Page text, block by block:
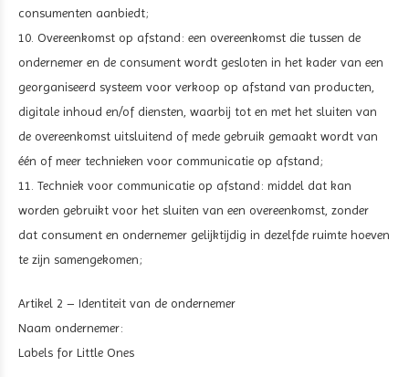
consumenten aanbiedt;
10. Overeenkomst op afstand: een overeenkomst die tussen de
ondernemer en de consument wordt gesloten in het kader van een
georganiseerd systeem voor verkoop op afstand van producten,
digitale inhoud en/of diensten, waarbij tot en met het sluiten van
de overeenkomst uitsluitend of mede gebruik gemaakt wordt van
één of meer technieken voor communicatie op afstand;
11. Techniek voor communicatie op afstand: middel dat kan
worden gebruikt voor het sluiten van een overeenkomst, zonder
dat consument en ondernemer gelijktijdig in dezelfde ruimte hoeven
te zijn samengekomen;
Artikel 2 – Identiteit van de ondernemer
Naam ondernemer:
Labels for Little Ones